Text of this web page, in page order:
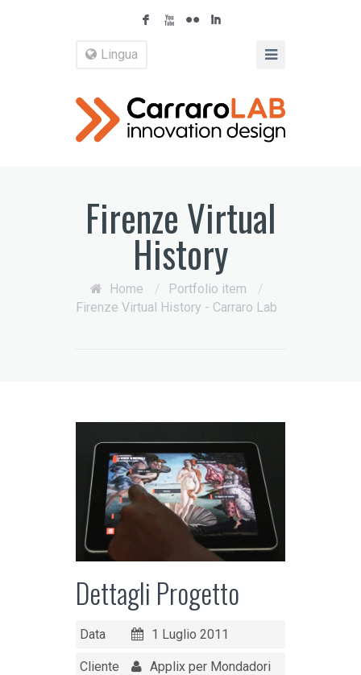
F X N I
Lingua
Firenze Virtual
History
Home / Portfolio item
/
Firenze Virtual History - Carraro Lab
Dettagli Progetto
Data 1 Luglio 2011
Cliente Applix per Mondadori